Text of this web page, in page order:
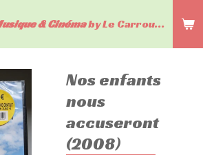
& Cinémaby Le Carrousel du livre
Nos enfants
nous
accuseront
(2008)